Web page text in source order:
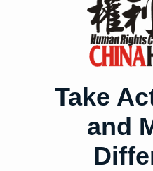
Take
and